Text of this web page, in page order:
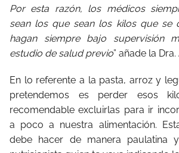
Por esta razón, los médicos
sean los que sean los kilos que se
hagan siempre bajo supervisión
estudio de salud previo” añade la
En lo referente a la pasta, arroz y
pretendemos es perder esos
recomendable excluirlas para ir
a poco a nuestra alimentación.
debe hacer de manera paulatina